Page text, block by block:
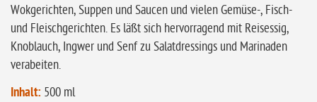
Wokgerichten, Suppen und Saucen und vielen Gemüse-, Fisch-
und Fleischgerichten. Es läßt sich hervorragend mit Reisessig,
Knoblauch, Ingwer und Senf zu Salatdressings und Marinaden
verabeiten.
Inhalt: 500 ml